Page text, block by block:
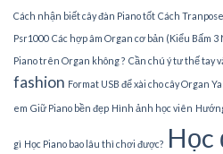
Cách nhận biết cây đàn Piano tốt Cách
Psr1000 Các hợp âm Organ cơ bản (Kiểu Bấm 3
Piano trên Organ không ? Cần chú ý tư thế tay
fashion Format USB để xài cho cây Organ
em Giữ Piano bền đẹp Hình ảnh học viên
gì Học Piano bao lâu thì chơi được? Học